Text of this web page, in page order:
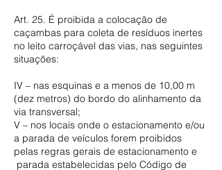
Art. 25. É proibida a colocação de
caçambas para coleta de resíduos inertes
no leito carroçável das vias, nas seguintes
situações:
IV – nas esquinas e a menos de 10,00 m
(dez metros) do bordo do alinhamento da
via transversal;
V – nos locais onde o estacionamento e/ou
a parada de veículos forem proibidos
pelas regras gerais de estacionamento e
parada estabelecidas pelo Código de